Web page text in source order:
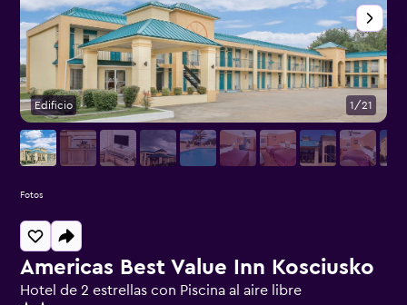
Americas Best Value Inn Kosciusko
Hotel de 2 estrellas con Piscina al aire libre
Edificio 1/21
Fotos